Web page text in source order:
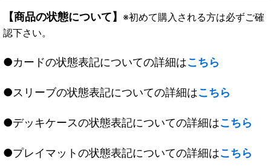
【商品の状態について】 ※初めて購入される方は必ずご確
認下さい。
●カードの状態表記についての詳細はこちら
●スリーブの状態表記についての詳細はこちら
●デッキケースの状態表記についての詳細はこちら
●プレイマットの状態表記についての詳細はこちら